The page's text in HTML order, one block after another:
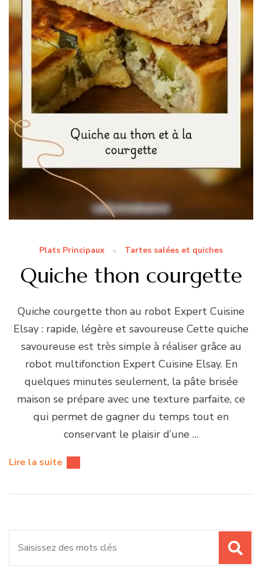
Plats Principaux Tartes salées et quiches
Quiche thon courgette
Quiche courgette thon au robot Expert Cuisine
Elsay : rapide, légère et savoureuse Cette quiche
savoureuse est très simple à réaliser grâce au
robot multifonction Expert Cuisine Elsay. En
quelques minutes seulement, la pâte brisée
maison se prépare avec une texture parfaite, ce
qui permet de gagner du temps tout en
conservant le plaisir d’une …
Lire la suite